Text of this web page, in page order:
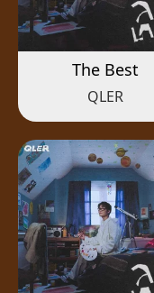
The Best
QLER